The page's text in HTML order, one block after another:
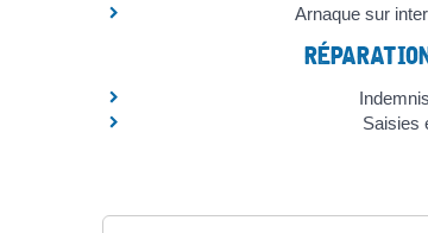
Arnaque sur
Saisies